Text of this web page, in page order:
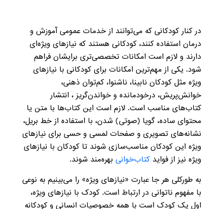
در کنار کودکانی که می‌توانند از خدمات عمومی آموزش و
درمان استفاده کنند، کودکانی هستند که نیاز‌های ویژه‌ای
دارند و لازم است امکانات تخصصی‌تری برایشان فراهم
شود. یکی از مهم‌ترین امکانات برای کودکانی با نیازهای
ویژه مثل کودکان نابینا، ناشنوا، کم‌توان ذهنی،
خوانش‌پریش، درخودمانده و خواندن‌گریز ، انتشار
کتاب‌های مناسب است. لازم است این کتاب‌ها با متن یا
محتوای ساده، گویا (صوتی) شدن، با استفاده از خط بریل،
نشانه‌های تصویری و صفحات لمسی و حسی برای نیازهای
ویژه این کودکان مناسب‌سازی شوند تا کودکان با نیازهای
ویژه نیز از فواید کتاب‌خوانیبهره‌مند شوند.
به طورکلی هر جا عبارت «نیازهای ویژه» را می‌بینیم به نوعی
با مفهوم ناتوانی در ارتباط است. کودک با نیازهای ویژه،
اول یک کودک است با همه خصوصیات انسانی و کودکانه